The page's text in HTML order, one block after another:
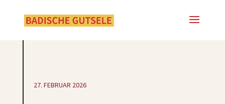
27. FEBRUAR 2026